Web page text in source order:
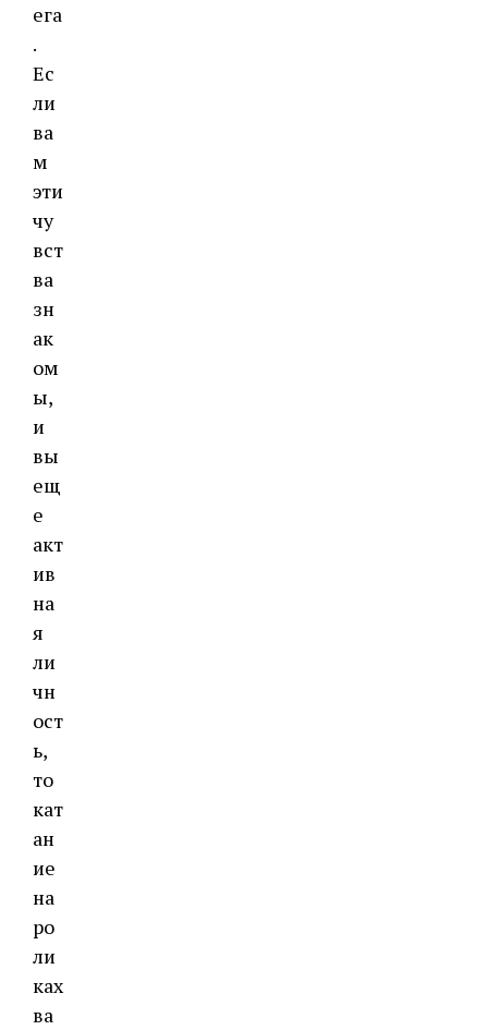
ега
.
Ес
ли
ва
м
эти
чу
вст
ва
зн
ак
ом
ы,
и
вы
ещ
е
акт
ив
на
я
ли
чн
ост
ь,
то
кат
ан
ие
на
ро
ли
ках
ва